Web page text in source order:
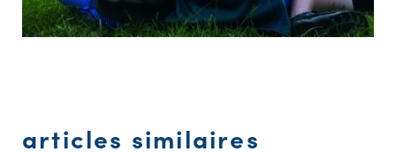
articles similaires